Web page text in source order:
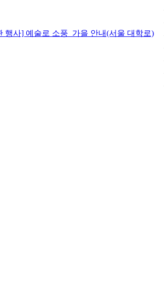
사] 예술로 소풍_가을 안내(서울 대학로)